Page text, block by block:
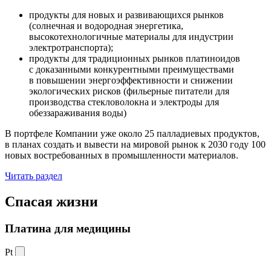
продукты для новых и развивающихся рынков
(солнечная и водородная энергетика,
высокотехнологичные материалы для индустрии
электротранспорта);
продукты для традиционных рынков платиноидов
с доказанными конкурентными преимуществами
в повышении энергоэффективности и снижении
экологических рисков (фильерные питатели для
производства стекловолокна и электроды для
обеззараживания воды)
В портфеле Компании уже около 25 палладиевых продуктов,
в планах создать и вывести на мировой рынок к 2030 году 100
новых востребованных в промышленности материалов.
Читать раздел
Спасая жизни
Платина для медицины
Pt